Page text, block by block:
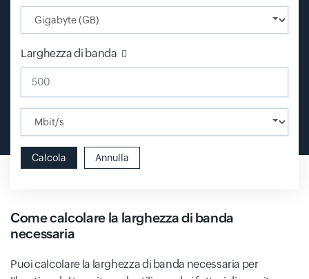
Input field
Larghezza di banda
Input field
Calcola Annulla
Come calcolare la larghezza di banda
necessaria
Puoi calcolare la larghezza di banda necessaria per